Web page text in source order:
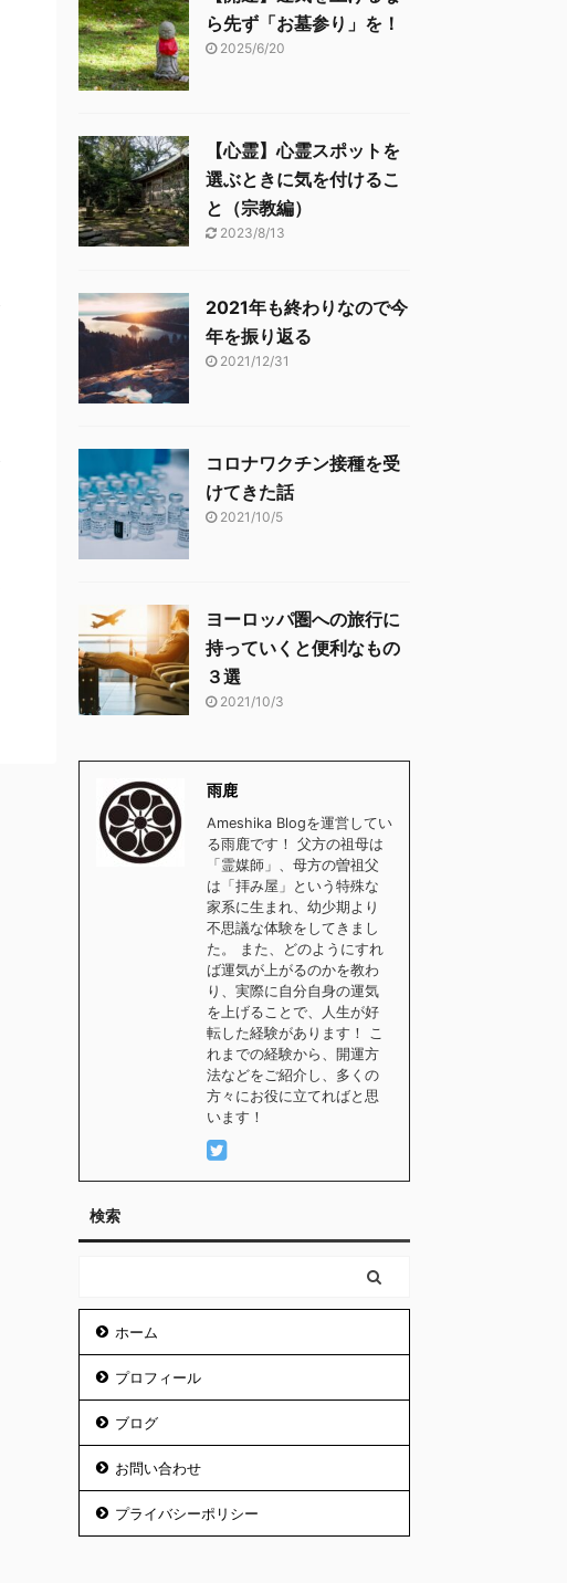
ら先ず「お墓参り」を！
2025/6/20
【心霊】心霊スポットを
選ぶときに気を付けるこ
と（宗教編）
2023/8/13
2021年も終わりなので今
年を振り返る
2021/12/31
コロナワクチン接種を受
けてきた話
2021/10/5
ヨーロッパ圏への旅行に
持っていくと便利なもの
３選
2021/10/3
雨鹿
Ameshika Blogを運営してい
る雨鹿です！ 父方の祖母は
「霊媒師」、母方の曽祖父
は「拝み屋」という特殊な
家系に生まれ、幼少期より
不思議な体験をしてきまし
た。 また、どのようにすれ
ば運気が上がるのかを教わ
り、実際に自分自身の運気
を上げることで、人生が好
転した経験があります！ こ
れまでの経験から、開運方
法などをご紹介し、多くの
方々にお役に立てればと思
います！
検索
ホーム
プロフィール
ブログ
お問い合わせ
プライバシーポリシー